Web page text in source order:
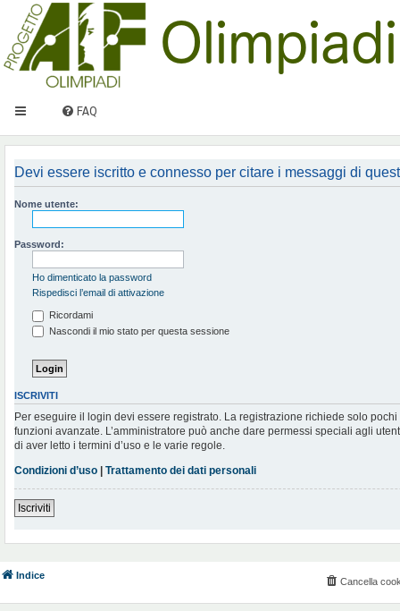
FAQ
Devi essere iscritto e connesso per citare i messaggi di
Nome utente:
Password:
Ho dimenticato la password
Rispedisci l’email di attivazione
Ricordami
Nascondi il mio stato per questa sessione
ISCRIVITI
Per eseguire il login devi essere registrato. La registrazione richiede solo
funzioni avanzate. L’amministratore può anche dare permessi speciali agli
di aver letto i termini d’uso e le varie regole.
Condizioni d’uso | Trattamento dei dati personali
Iscriviti
Indice
Cancella